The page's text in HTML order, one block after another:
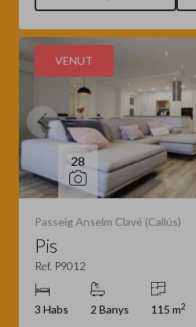
VENUT
28
Passeig Anselm Clavé (Callús)
Pis
Ref. P9012
3 Habs 2 Banys 115 m2